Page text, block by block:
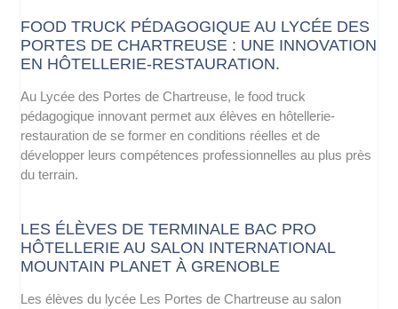
FOOD TRUCK PÉDAGOGIQUE AU LYCÉE DES
PORTES DE CHARTREUSE : UNE INNOVATION
EN HÔTELLERIE-RESTAURATION.
Au Lycée des Portes de Chartreuse, le food truck
pédagogique innovant permet aux élèves en hôtellerie-
restauration de se former en conditions réelles et de
développer leurs compétences professionnelles au plus près
du terrain.
LES ÉLÈVES DE TERMINALE BAC PRO
HÔTELLERIE AU SALON INTERNATIONAL
MOUNTAIN PLANET À GRENOBLE
Les élèves du lycée Les Portes de Chartreuse au salon